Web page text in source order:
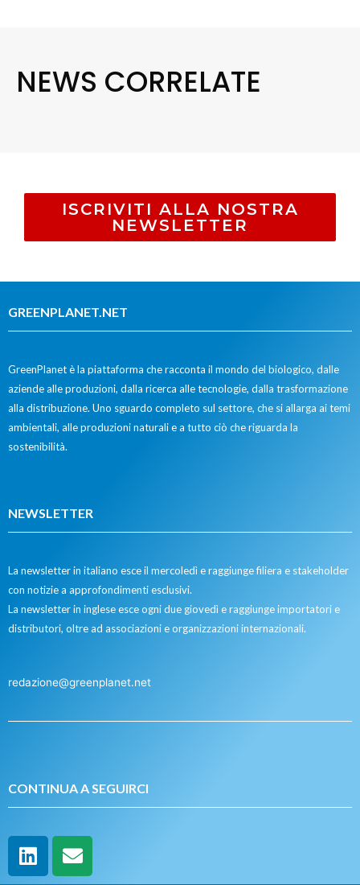
NEWS CORRELATE
ISCRIVITI ALLA NOSTRA
NEWSLETTER
GREENPLANET.NET
GreenPlanet è la piattaforma che racconta il mondo del biologico, dalle
aziende alle produzioni, dalla ricerca alle tecnologie, dalla trasformazione
alla distribuzione. Uno sguardo completo sul settore, che si allarga ai temi
ambientali, alle produzioni naturali e a tutto ciò che riguarda la
sostenibilità.
NEWSLETTER
La newsletter in italiano esce il mercoledì e raggiunge filiera e stakeholder
con notizie a approfondimenti esclusivi.
La newsletter in inglese esce ogni due giovedì e raggiunge importatori e
distributori, oltre ad associazioni e organizzazioni internazionali.
redazione@greenplanet.net
CONTINUA A SEGUIRCI